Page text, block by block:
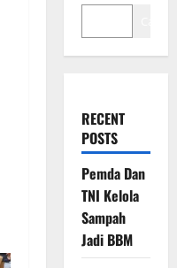
RECENT
POSTS
Pemda Dan
TNI Kelola
Sampah
Jadi BBM